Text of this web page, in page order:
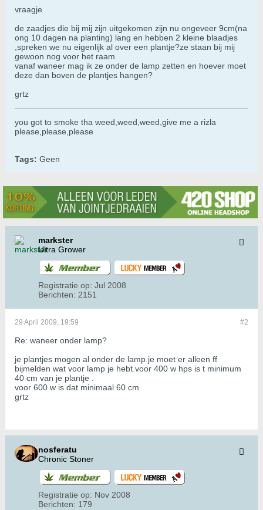
vraagje
de zaadjes die bij mij zijn uitgekomen zijn nu ongeveer 9cm(na
ong 10 dagen na planting) lang en hebben 2 kleine blaadjes
,spreken we nu eigenlijk al over een plantje?ze staan bij mij
gewoon nog voor het raam
vanaf waneer mag ik ze onder de lamp zetten en hoever moet
deze dan boven de plantjes hangen?
grtz
you got to smoke tha weed,weed,weed,give me a rizla
please,please,please
Tags: Geen
markster
Ultra Grower
Registratie op: Jul 2008
Berichten: 2151
#2
29 April 2009, 19:59
Re: waneer onder lamp?
je plantjes mogen al onder de lamp.je moet er alleen ff
bijmelden wat voor lamp je hebt.voor 400 w hps is t minimum
40 cm van je plantje .
voor 600 w is dat minimaal 60 cm
grtz
nosferatu
Chronic Stoner
Registratie op: Nov 2008
Berichten: 179